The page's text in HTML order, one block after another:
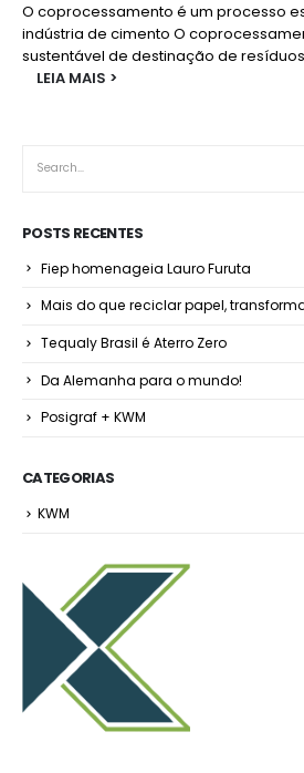
O coprocessamento é um processo
indústria de cimento O
sustentável de destinação de
LEIA MAIS
POSTS RECENTES
Fiep homenageia Lauro Furuta
Mais do que reciclar papel,
Tequaly Brasil é Aterro Zero
Da Alemanha para o mundo!
Posigraf + KWM
CATEGORIAS
KWM